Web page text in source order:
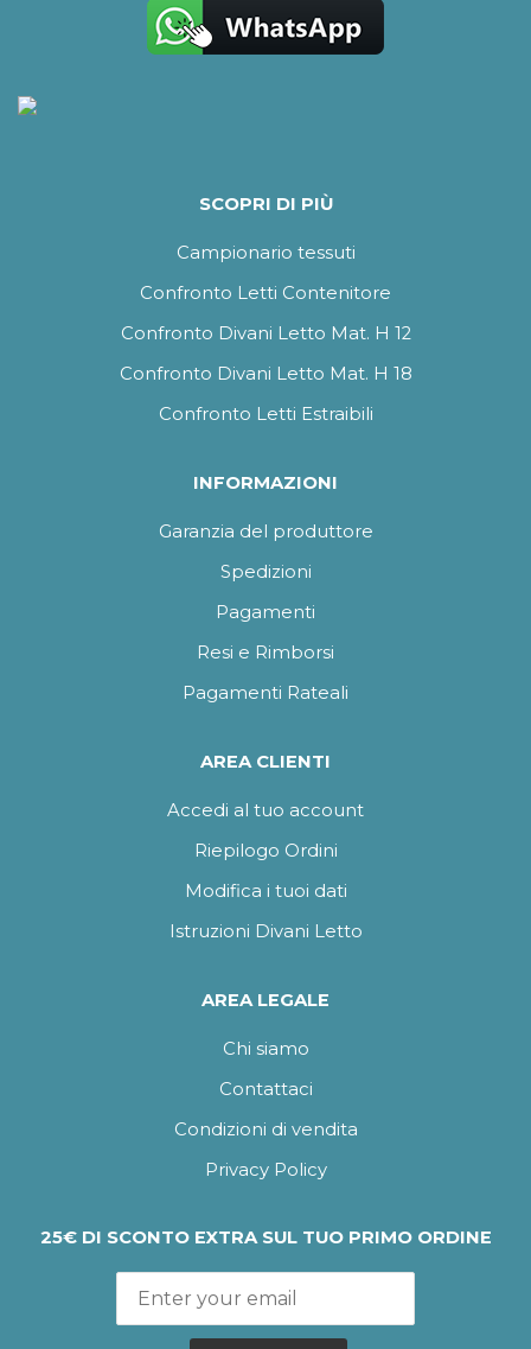
SCOPRI DI PIÙ
Campionario tessuti
Confronto Letti Contenitore
Confronto Divani Letto Mat. H 12
Confronto Divani Letto Mat. H 18
Confronto Letti Estraibili
INFORMAZIONI
Garanzia del produttore
Spedizioni
Pagamenti
Resi e Rimborsi
Pagamenti Rateali
AREA CLIENTI
Accedi al tuo account
Riepilogo Ordini
Modifica i tuoi dati
Istruzioni Divani Letto
AREA LEGALE
Chi siamo
Contattaci
Condizioni di vendita
Privacy Policy
25€ DI SCONTO EXTRA SUL TUO PRIMO ORDINE